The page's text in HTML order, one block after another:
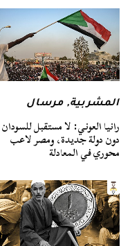
المشربية,مرسال
رانيا العوني: لا مستقبل للسودان
دون دولة جديدة، ومصر لاعب
محوري في المعادلة